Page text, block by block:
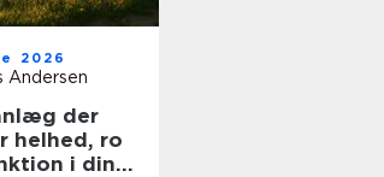
2026
Andersen
der
helhed, ro
i din